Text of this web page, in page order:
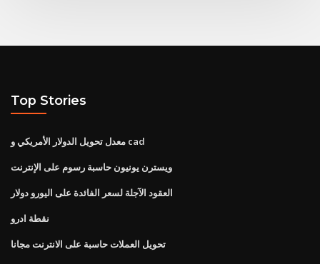
Top Stories
معدل تحويل الدولار الأمريكي و cad
ويسترن يونيون حاسبة رسوم على الإنترنت
العقود الآجلة لسعر الفائدة على اليورو دولار
نقطة ادرو
تحويل العملات حاسبة على الانترنت مجانا